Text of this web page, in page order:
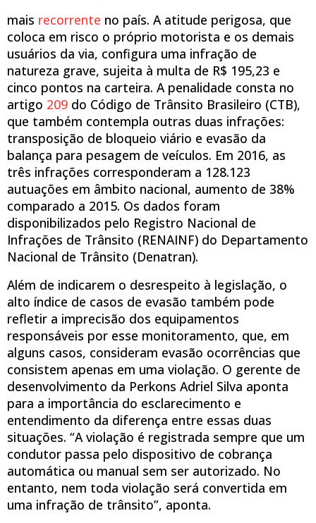
mais recorrente no país. A atitude perigosa, que
coloca em risco o próprio motorista e os demais
usuários da via, configura uma infração de
natureza grave, sujeita à multa de R$ 195,23 e
cinco pontos na carteira. A penalidade consta no
artigo 209 do Código de Trânsito Brasileiro (CTB),
que também contempla outras duas infrações:
transposição de bloqueio viário e evasão da
balança para pesagem de veículos. Em 2016, as
três infrações corresponderam a 128.123
autuações em âmbito nacional, aumento de 38%
comparado a 2015. Os dados foram
disponibilizados pelo Registro Nacional de
Infrações de Trânsito (RENAINF) do Departamento
Nacional de Trânsito (Denatran).
Além de indicarem o desrespeito à legislação, o
alto índice de casos de evasão também pode
refletir a imprecisão dos equipamentos
responsáveis por esse monitoramento, que, em
alguns casos, consideram evasão ocorrências que
consistem apenas em uma violação. O gerente de
desenvolvimento da Perkons Adriel Silva aponta
para a importância do esclarecimento e
entendimento da diferença entre essas duas
situações. “A violação é registrada sempre que um
condutor passa pelo dispositivo de cobrança
automática ou manual sem ser autorizado. No
entanto, nem toda violação será convertida em
uma infração de trânsito”, aponta.